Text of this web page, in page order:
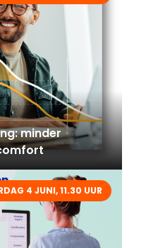
minder
4 JUNI, 11.30 UUR